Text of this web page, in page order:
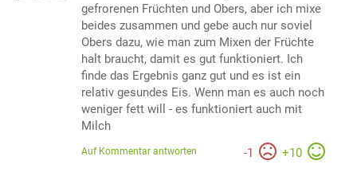
gefrorenen Früchten und Obers, aber ich mixe
beides zusammen und gebe auch nur soviel
Obers dazu, wie man zum Mixen der Früchte
halt braucht, damit es gut funktioniert. Ich
finde das Ergebnis ganz gut und es ist ein
relativ gesundes Eis. Wenn man es auch noch
weniger fett will - es funktioniert auch mit
Milch
-1 +10
Auf Kommentar antworten